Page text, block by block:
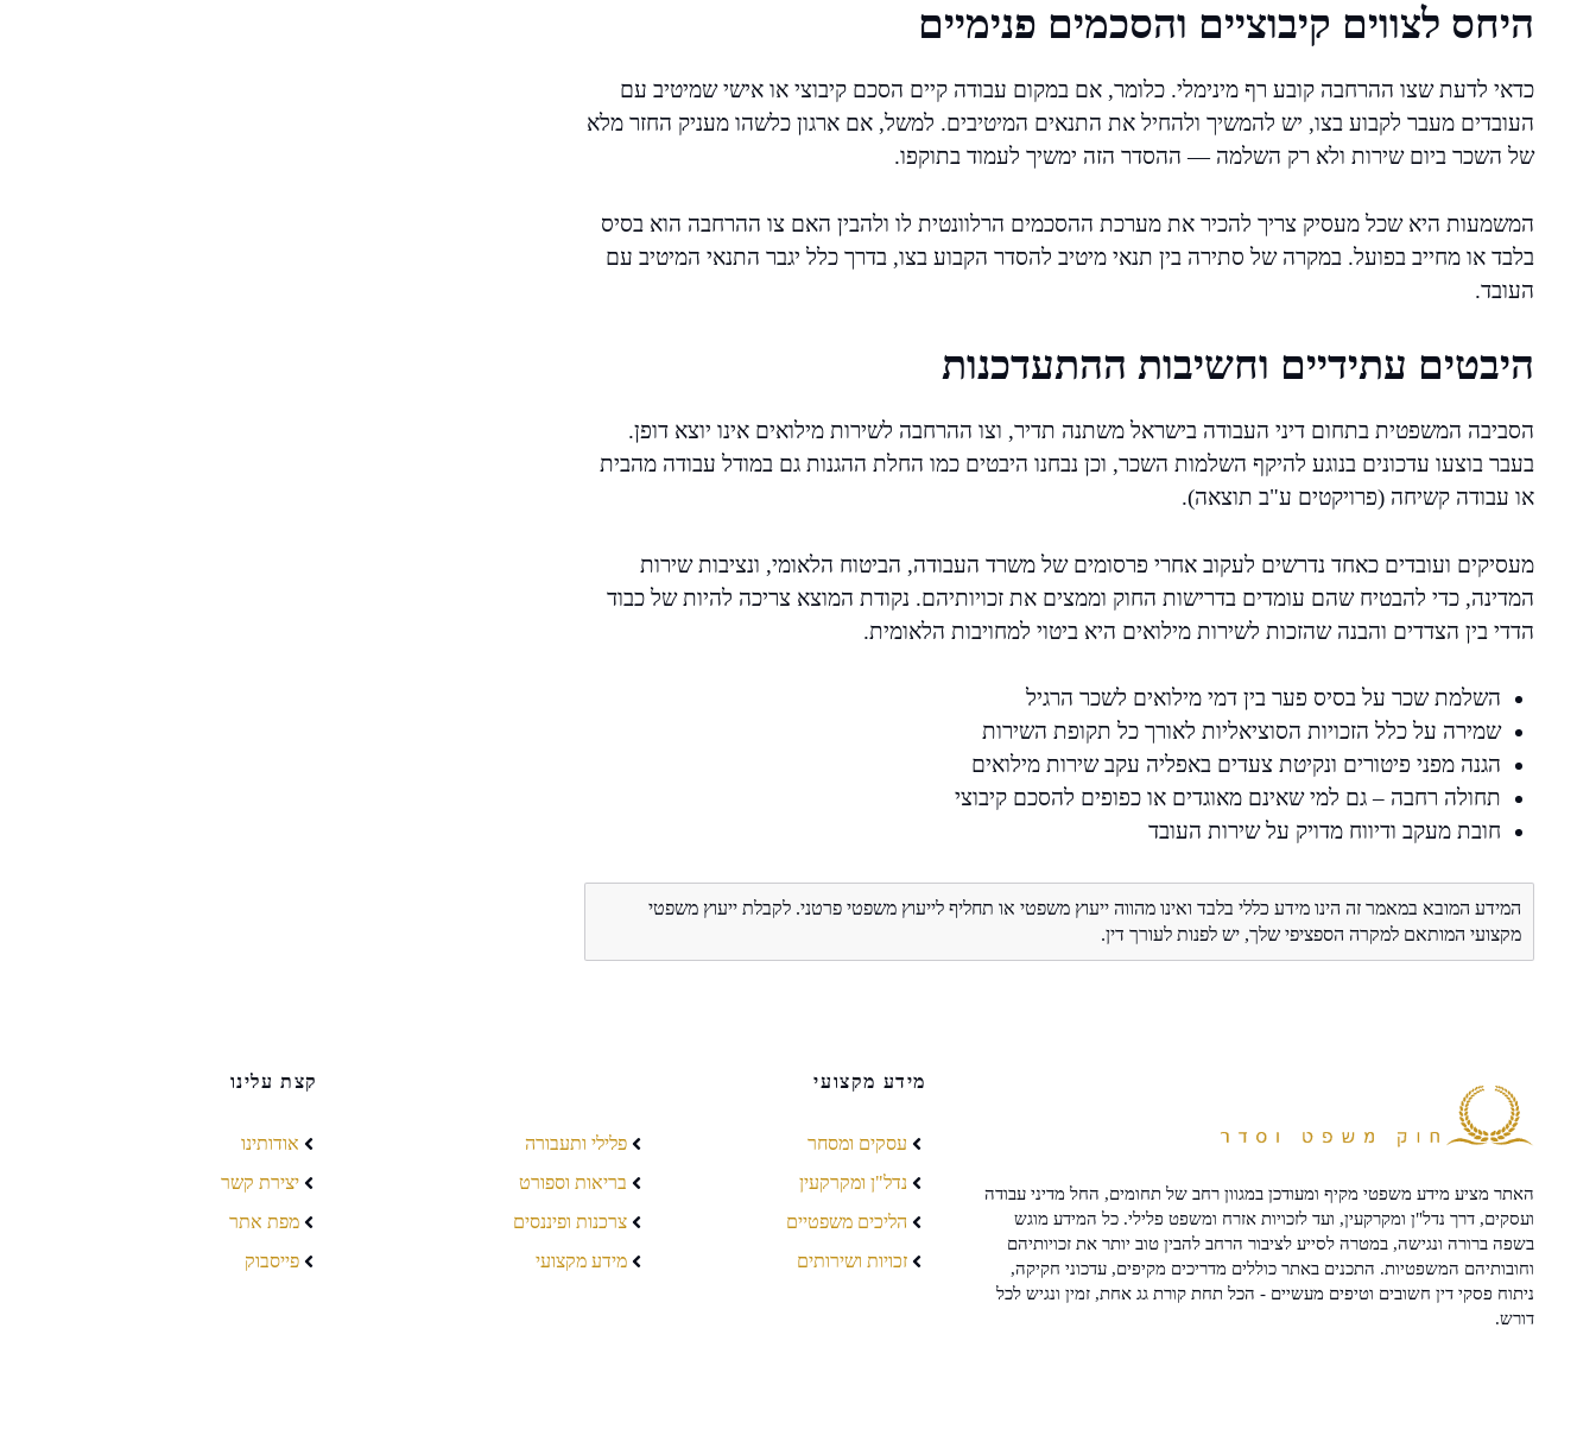
היחס לצווים קיבוציים והסכמים פנימיים
כדאי לדעת שצו ההרחבה קובע רף מינימלי. כלומר, אם במקום עבודה קיים הסכם קיבוצי או אישי שמיטיב עם
העובדים מעבר לקבוע בצו, יש להמשיך ולהחיל את התנאים המיטיבים. למשל, אם ארגון כלשהו מעניק החזר מלא
של השכר ביום שירות ולא רק השלמה — ההסדר הזה ימשיך לעמוד בתוקפו.
המשמעות היא שכל מעסיק צריך להכיר את מערכת ההסכמים הרלוונטית לו ולהבין האם צו ההרחבה הוא בסיס
בלבד או מחייב בפועל. במקרה של סתירה בין תנאי מיטיב להסדר הקבוע בצו, בדרך כלל יגבר התנאי המיטיב עם
העובד.
היבטים עתידיים וחשיבות ההתעדכנות
הסביבה המשפטית בתחום דיני העבודה בישראל משתנה תדיר, וצו ההרחבה לשירות מילואים אינו יוצא דופן.
בעבר בוצעו עדכונים בנוגע להיקף השלמות השכר, וכן נבחנו היבטים כמו החלת ההגנות גם במודל עבודה מהבית
או עבודה קשיחה (פרויקטים ע"ב תוצאה).
מעסיקים ועובדים כאחד נדרשים לעקוב אחרי פרסומים של משרד העבודה, הביטוח הלאומי, ונציבות שירות
המדינה, כדי להבטיח שהם עומדים בדרישות החוק וממצים את זכויותיהם. נקודת המוצא צריכה להיות של כבוד
הדדי בין הצדדים והבנה שהזכות לשירות מילואים היא ביטוי למחויבות הלאומית.
השלמת שכר על בסיס פער בין דמי מילואים לשכר הרגיל
שמירה על כלל הזכויות הסוציאליות לאורך כל תקופת השירות
הגנה מפני פיטורים ונקיטת צעדים באפליה עקב שירות מילואים
תחולה רחבה – גם למי שאינם מאוגדים או כפופים להסכם קיבוצי
חובת מעקב ודיווח מדויק על שירות העובד
המידע המובא במאמר זה הינו מידע כללי בלבד ואינו מהווה ייעוץ משפטי או תחליף לייעוץ משפטי פרטני. לקבלת ייעוץ משפטי
מקצועי המותאם למקרה הספציפי שלך, יש לפנות לעורך דין.
האתר מציע מידע משפטי מקיף ומעודכן במגוון רחב של תחומים, החל מדיני עבודה
ועסקים, דרך נדל"ן ומקרקעין, ועד לזכויות אזרח ומשפט פלילי. כל המידע מוגש
בשפה ברורה ונגישה, במטרה לסייע לציבור הרחב להבין טוב יותר את זכויותיהם
וחובותיהם המשפטיות. התכנים באתר כוללים מדריכים מקיפים, עדכוני חקיקה,
ניתוח פסקי דין חשובים וטיפים מעשיים - הכל תחת קורת גג אחת, זמין ונגיש לכל
דורש.
מידע מקצועי
עסקים ומסחר
נדל"ן ומקרקעין
הליכים משפטיים
זכויות ושירותים
פלילי ותעבורה
בריאות וספורט
צרכנות ופיננסים
מידע מקצועי
קצת עלינו
אודותינו
יצירת קשר
מפת אתר
פייסבוק